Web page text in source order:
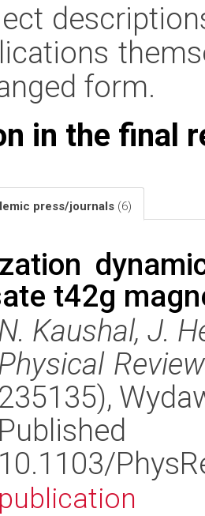
form.
in the final
press/journals (6)
t42g
Kaushal, J.
235135),
Published
10.1103/
publication